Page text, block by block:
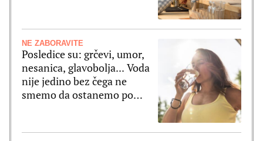
NE ZABORAVITE
Posledice su: grčevi, umor,
nesanica, glavobolja... Voda
nije jedino bez čega ne
smemo da ostanemo po